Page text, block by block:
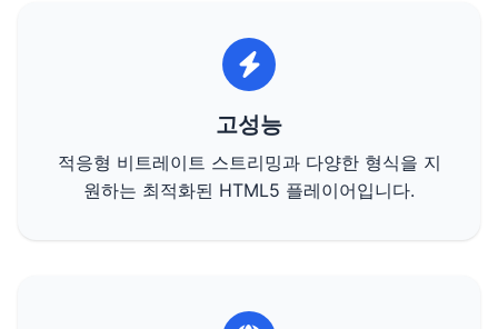
고성능
적응형 비트레이트 스트리밍과 다양한 형식을 지
원하는 최적화된 HTML5 플레이어입니다.